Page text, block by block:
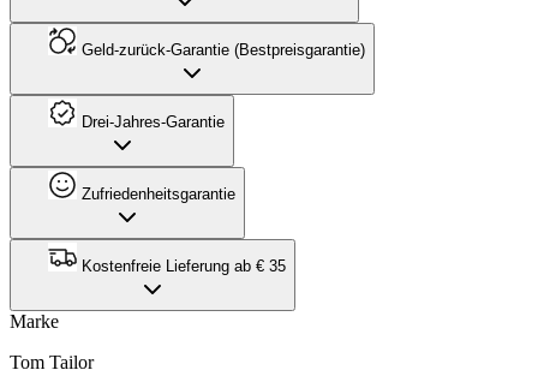
Geld-zurück-Garantie (Bestpreisgarantie)
Drei-Jahres-Garantie
Zufriedenheitsgarantie
Kostenfreie Lieferung ab € 35
Marke
Tom Tailor